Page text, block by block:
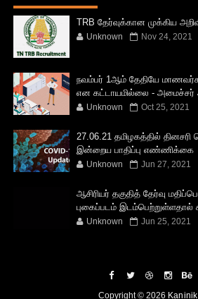
TRB தேர்வுக்கான முக்கிய
Unknown Nov 24, 2021
நவம்பர் 1ஆம் தேதியே
என கட்டாயமில்லை - அமைச்சர்
Unknown Oct 25, 2021
27.06.21 தமிழகத்தில் தினசரி
இன்றைய பாதிப்பு எண்ணிக்கை
Unknown Jun 27, 2021
ஆசிரியர் தகுதித் தேர்வு
புகைப்படம் இடம்பெற்றுள்ளதால்
Unknown Jun 25, 2021
Copyright © 2026